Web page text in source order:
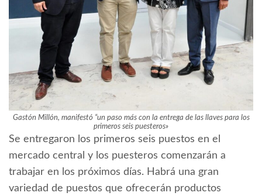
Gastón Millón, manifestó “un paso más con la entrega de las llaves para los
primeros seis puesteros»
Se entregaron los primeros seis puestos en el
mercado central y los puesteros comenzarán a
trabajar en los próximos días. Habrá una gran
variedad de puestos que ofrecerán productos